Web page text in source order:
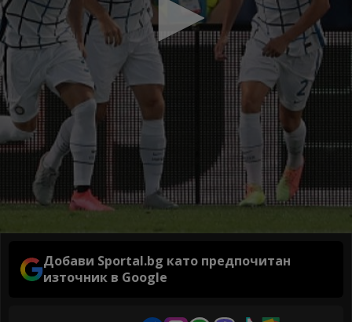
Добави Sportal.bg като предпочитан
източник в Google